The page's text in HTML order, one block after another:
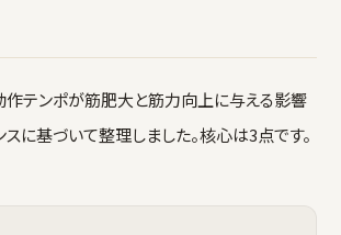
作テンポが筋肥大と筋力向上に与える影響
スに基づいて整理しました。核心は3点です。